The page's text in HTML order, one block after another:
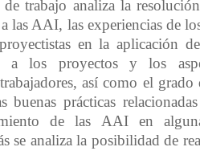
trabajo analiza la
las AAI, las experiencias de
en la aplicación
a los proyectos y los
así como el
prácticas
de las AAI en
se analiza la posibilidad de